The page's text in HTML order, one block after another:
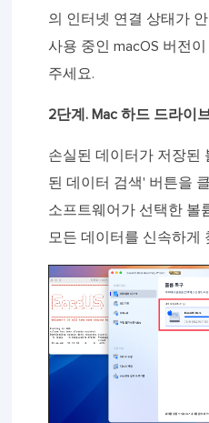
의 인터넷 연결 상태가
사용 중인 macOS 버전이
주세요.
2단계. Mac 하드 드라이
손실된 데이터가 저장된
된 데이터 검색' 버튼을
소프트웨어가 선택한 볼
모든 데이터를 신속하게